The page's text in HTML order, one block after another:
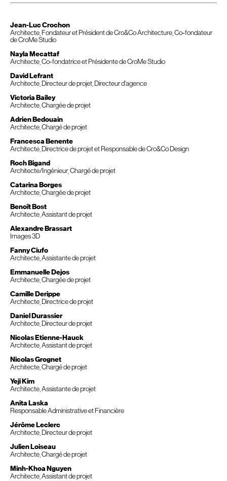
Jean-Luc Crochon
Architecte, Fondateur et Président de Cro&Co Architecture, Co-fondateur
de CroMe Studio
Nayla Mecattaf
Architecte, Co-fondatrice et Présidente de CroMe Studio
David Lefrant
Architecte, Directeur de projet, Directeur d'agence
Victoria Bailey
Architecte, Chargée de projet
Adrien Bedouain
Architecte, Chargé de projet
Francesca Benente
Architecte, Directrice de projet et Responsable de Cro&Co Design
Roch Bigand
Architecte/Ingénieur, Chargé de projet
Catarina Borges
Architecte, Chargée de projet
Benoît Bost
Architecte, Assistant de projet
Alexandre Brassart
Images 3D
Fanny Ciufo
Architecte, Assistante de projet
Emmanuelle Dejos
Architecte, Chargée de projet
Camille Derippe
Architecte, Directrice de projet
Daniel Durassier
Architecte, Directeur de projet
Nicolas Etienne-Hauck
Architecte, Assistant de projet
Nicolas Grognet
Architecte, Chargé de projet
Yeji Kim
Architecte, Assistante de projet
Anita Laska
Responsable Administrative et Financière
Jérôme Leclerc
Architecte, Directeur de projet
Julien Loiseau
Architecte, Chargé de projet
Minh-Khoa Nguyen
Architecte, Assistant de projet